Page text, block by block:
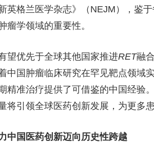
英格兰医学杂志》（NEJM），鉴
瘤学领域的重要性。
望优先于全球其他国家推进RET融
中国肿瘤临床研究在罕见靶点领域
精准治疗提供了可借鉴的中国经验
将引领全球医药创新发展，为更多
中国医药创新迈向历史性跨越